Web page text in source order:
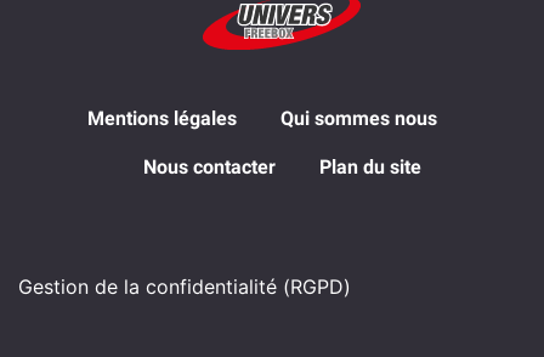
Mentions légales Qui sommes nous
Nous contacter Plan du site
Gestion de la confidentialité (RGPD)